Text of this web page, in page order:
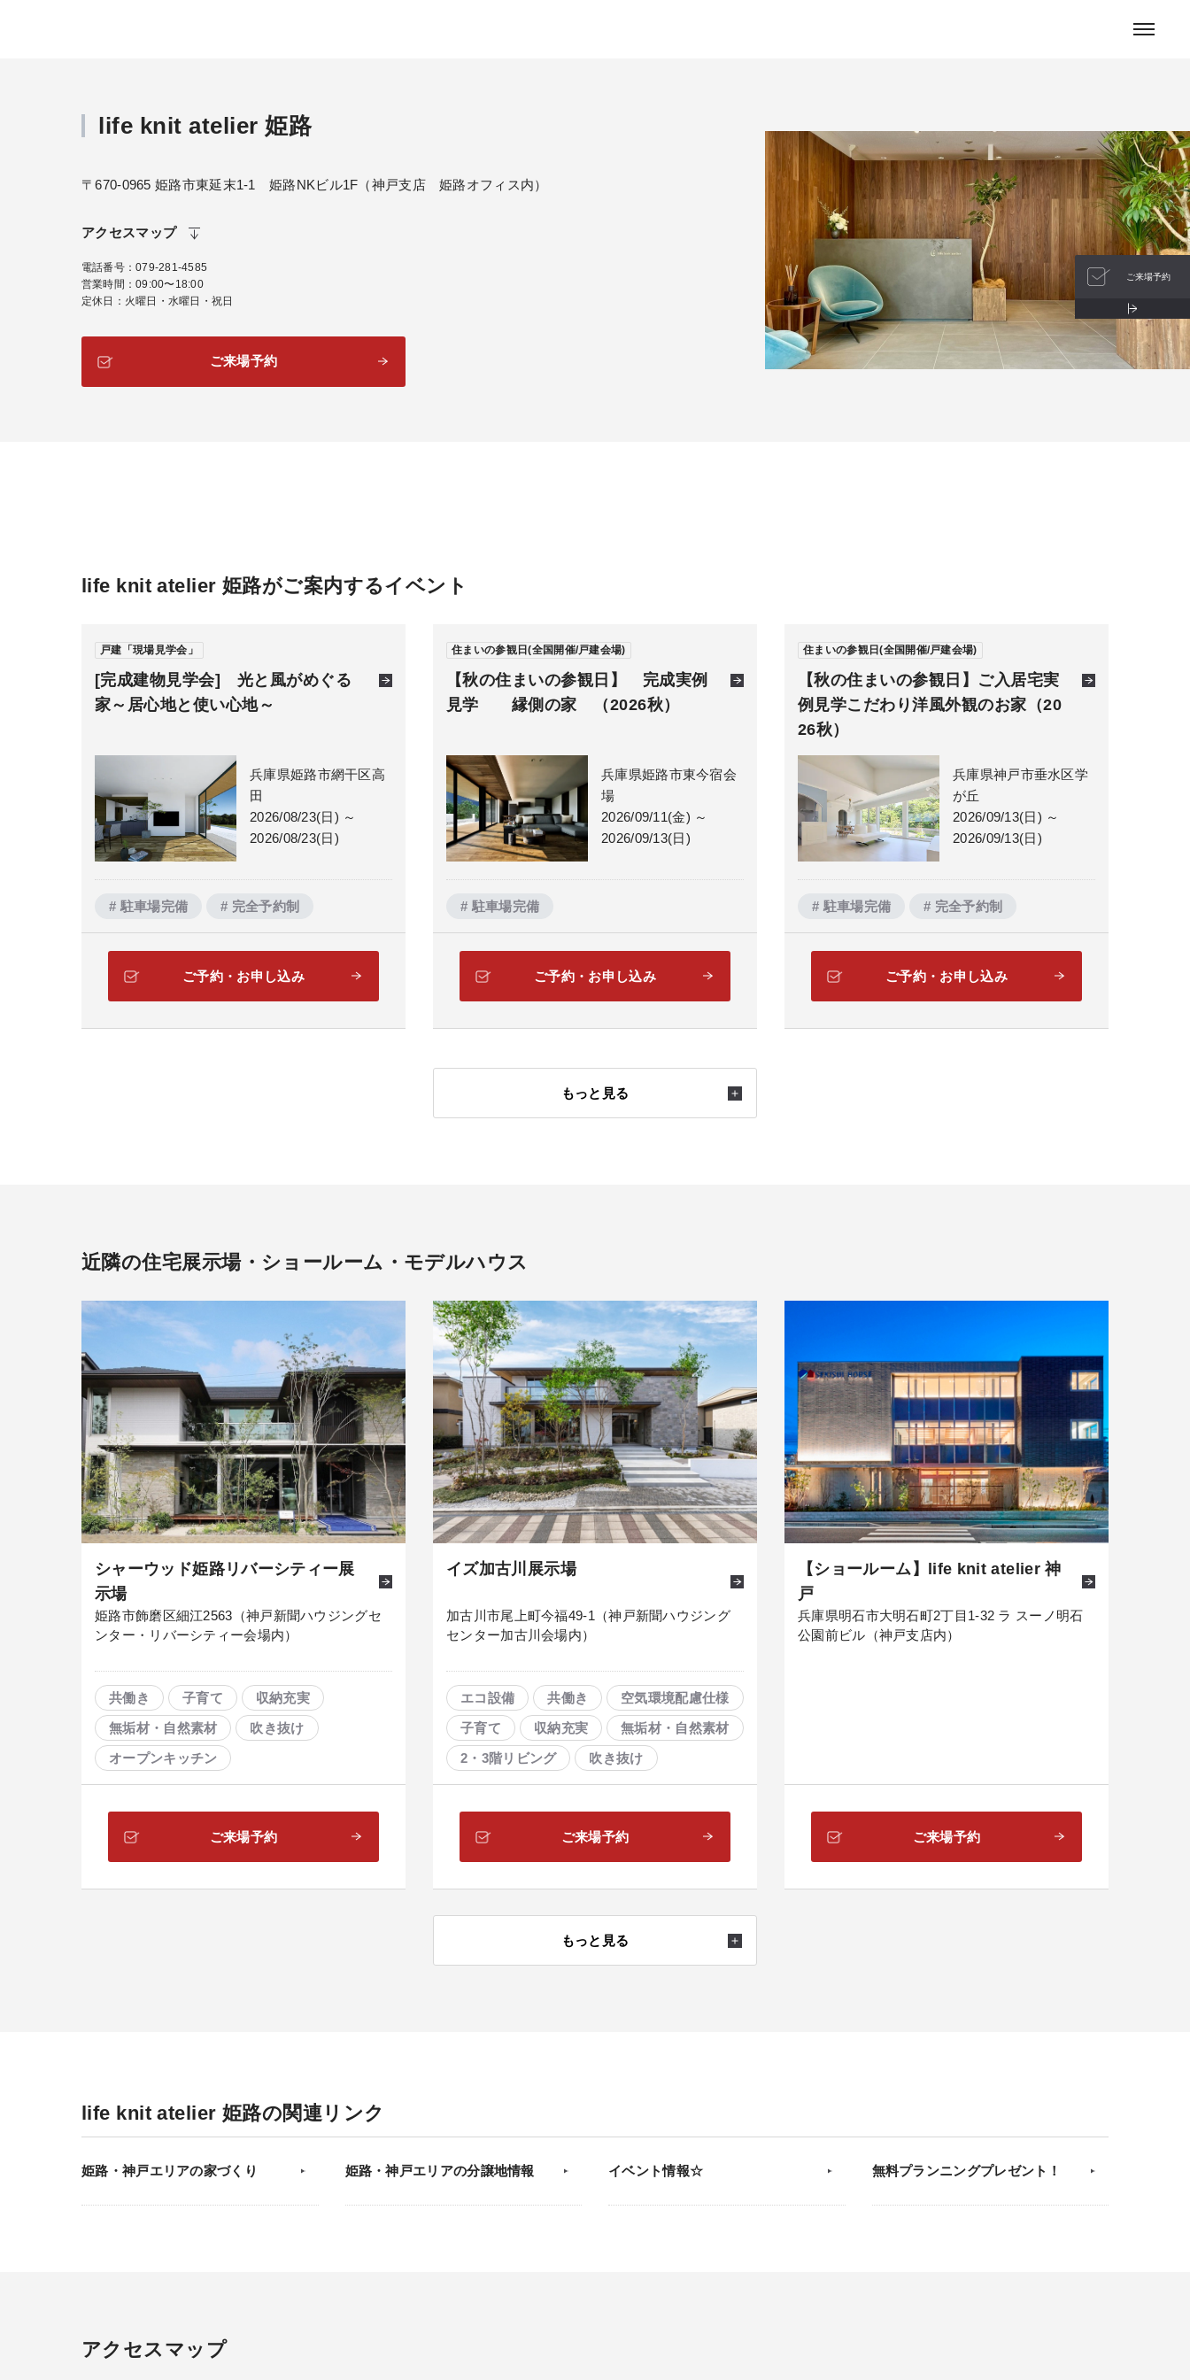
life knit atelier 姫路
〒670-0965 姫路市東延末1-1 姫路NKビル1F（神戸支店 姫路オフィス内）
アクセスマップ
電話番号
079-281-4585
営業時間
09:00〜18:00
定休日
火曜日・水曜日・祝日
ご来場予約
life knit atelier 姫路がご案内するイベント
[完成建物見学会] 光と風がめぐる
家～居心地と使い心地～
戸建「現場見学会」
兵庫県姫路市網干区高
田
2026/08/23(日) ～
2026/08/23(日)
# 駐車場完備 # 完全予約制
ご予約・お申し込み
【秋の住まいの参観日】 完成実例
見学 縁側の家 （2026秋）
住まいの参観日(全国開催/戸建会場)
兵庫県姫路市東今宿会
場
2026/09/11(金) ～
2026/09/13(日)
# 駐車場完備
ご予約・お申し込み
【秋の住まいの参観日】ご入居宅実
例見学こだわり洋風外観のお家（20
26秋）
住まいの参観日(全国開催/戸建会場)
兵庫県神戸市垂水区学
が丘
2026/09/13(日) ～
2026/09/13(日)
# 駐車場完備 # 完全予約制
ご予約・お申し込み
もっと見る
近隣の住宅展示場・ショールーム・モデルハウス
シャーウッド姫路リバーシティー展
示場
姫路市飾磨区細江2563（神戸新聞ハウジングセ
ンター・リバーシティー会場内）
共働き 子育て
収納充実
無垢材・自然素材
吹き抜け
オープンキッチン
ホームシアター・音楽室
ＩｏＴ
ご来場予約
イズ加古川展示場
加古川市尾上町今福49-1（神戸新聞ハウジング
センター加古川会場内）
エコ設備 共働き
空気環境配慮仕様
子育て
収納充実
無垢材・自然素材
2・3階リビング
吹き抜け
オープンキッチン
大空間リビング
在宅コーナー
ご来場予約
【ショールーム】life knit atelier 神
戸
兵庫県明石市大明石町2丁目1-32 ラ スーノ明石
公園前ビル（神戸支店内）
ご来場予約
もっと見る
life knit atelier 姫路の関連リンク
姫路・神戸エリアの家づくり 姫路・神戸エリアの分譲地情報 イベント情報☆ 無料プランニングプレゼント！
アクセスマップ
ご来場予約